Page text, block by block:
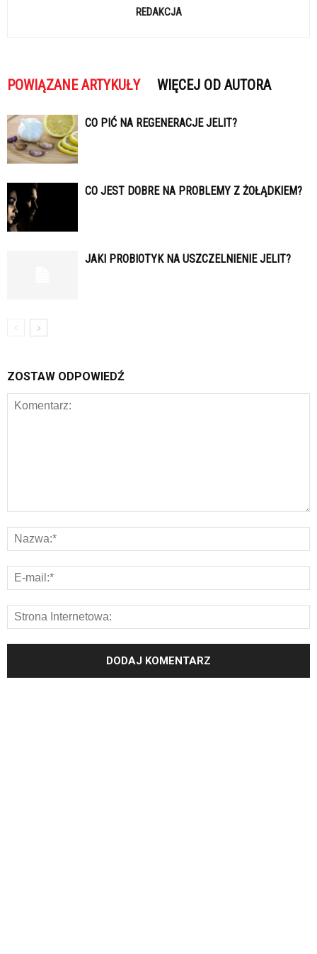
REDAKCJA
POWIĄZANE ARTYKUŁY WIĘCEJ OD AUTORA
CO PIĆ NA REGENERACJE JELIT?
CO JEST DOBRE NA PROBLEMY Z ŻOŁĄDKIEM?
JAKI PROBIOTYK NA USZCZELNIENIE JELIT?
ZOSTAW ODPOWIEDŹ